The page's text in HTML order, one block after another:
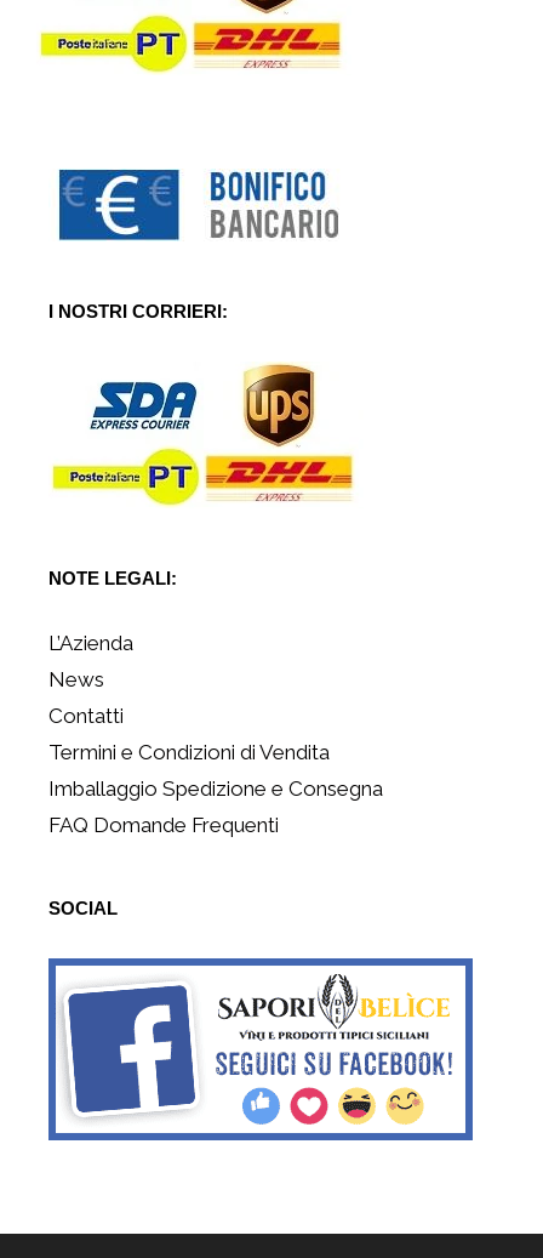
I NOSTRI CORRIERI:
NOTE LEGALI:
L’Azienda
News
Contatti
Termini e Condizioni di Vendita
Imballaggio Spedizione e Consegna
FAQ Domande Frequenti
SOCIAL